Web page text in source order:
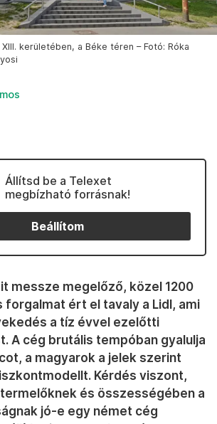
kerületében, a Béke téren – Fotó: Róka
Állítsd be a Telexet
megbízható forrásnak!
Beállítom
messze megelőző, közel 1200
ért el tavaly a Lidl, ami
a tíz évvel ezelőtti
A cég brutális tempóban gyalulja
a magyarok a jelek szerint
Kérdés viszont,
és összességében a
jó-e egy német cég